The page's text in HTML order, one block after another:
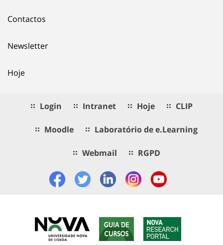
Contactos
Newsletter
Hoje
Login Intranet Hoje CLIP
Moodle Laboratório de e.Learning
Webmail RGPD